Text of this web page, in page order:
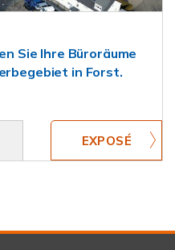
Sie Ihre Büroräume
in Forst.